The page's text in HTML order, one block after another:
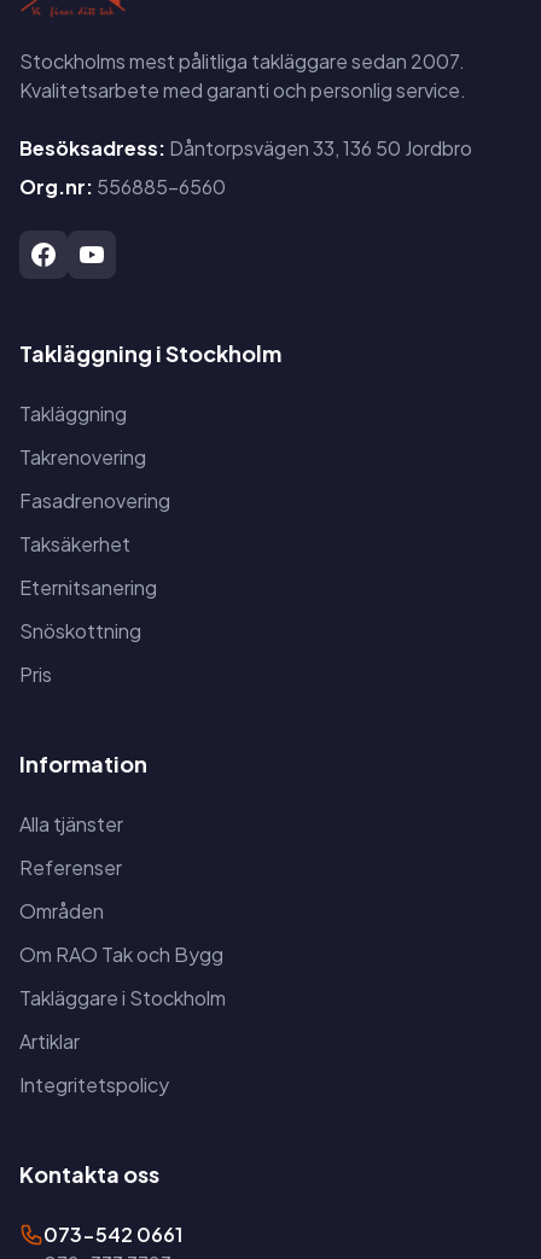
Stockholms mest pålitliga takläggare sedan 2007.
Kvalitetsarbete med garanti och personlig service.
Besöksadress: Dåntorpsvägen 33, 136 50 Jordbro
Org.nr: 556885-6560
Takläggning i Stockholm
Takläggning
Takrenovering
Fasadrenovering
Taksäkerhet
Eternitsanering
Snöskottning
Pris
Information
Alla tjänster
Referenser
Områden
Om RAO Tak och Bygg
Takläggare i Stockholm
Artiklar
Integritetspolicy
Kontakta oss
073-542 0661